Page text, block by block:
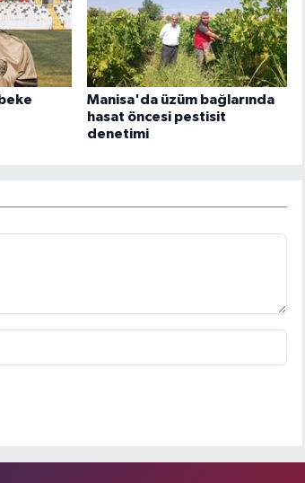
Manisa'da üzüm bağlarında
hasat öncesi pestisit
denetimi